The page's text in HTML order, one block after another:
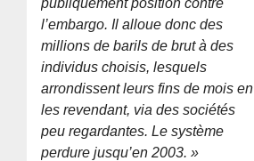
l’embargo. Il alloue donc des
millions de barils de brut à des
individus choisis, lesquels
arrondissent leurs fins de mois en
les revendant, via des sociétés
peu regardantes. Le système
perdure jusqu’en 2003. »